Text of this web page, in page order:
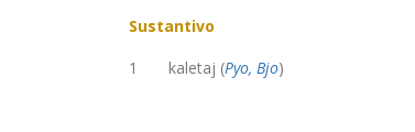
Sustantivo
1 kaletaj (Pyo, Bjo)